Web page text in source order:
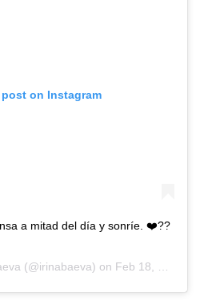
on Instagram
a mitad del día y sonríe. ❤️??
(@irinabaeva) on Feb 18, 2019 at 6:45pm PST